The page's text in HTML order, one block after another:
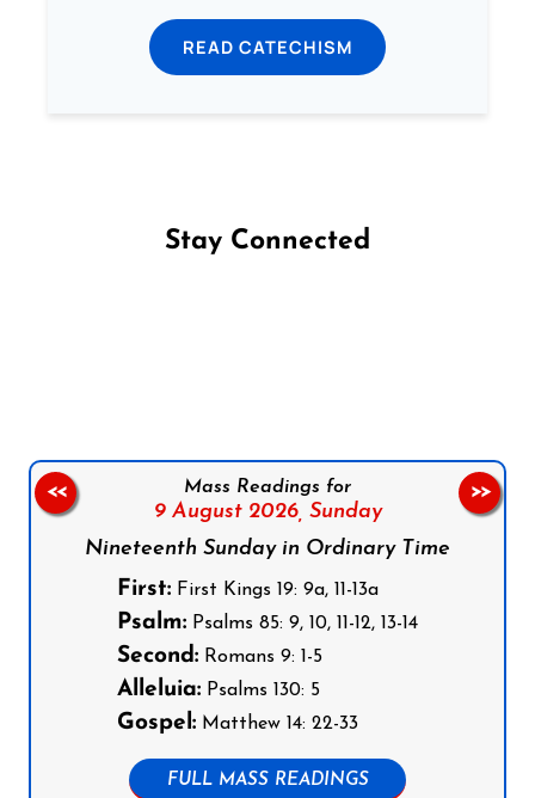
READ CATECHISM
Stay Connected
Mass Readings for
9 August 2026, Sunday
Nineteenth Sunday in Ordinary Time
First: First Kings 19: 9a, 11-13a
Psalm: Psalms 85: 9, 10, 11-12, 13-14
Second: Romans 9: 1-5
Alleluia: Psalms 130: 5
Gospel: Matthew 14: 22-33
FULL MASS READINGS
<< >>